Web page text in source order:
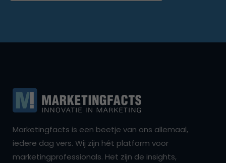
Marketingfacts is een beetje van ons allemaal,
iedere dag vers. Wij zijn hét platform voor
marketingprofessionals. Het zijn de insights,